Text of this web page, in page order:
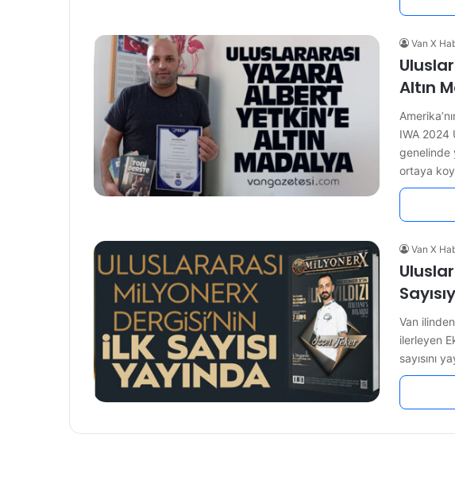
Van X
Altın
IWA 2024
genelinde
ortaya
Van X
Van
ilerleyen
sayısını